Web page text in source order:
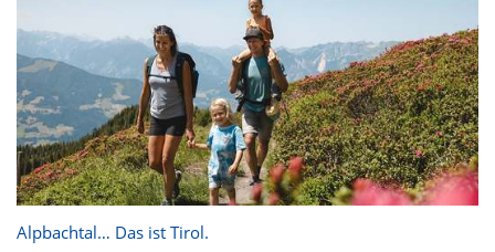
Alpbachtal… Das ist Tirol.